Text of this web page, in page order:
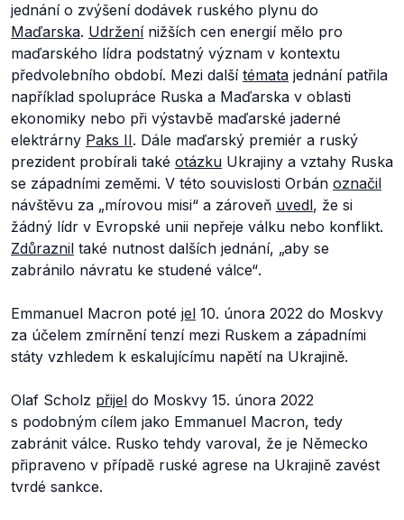
jednání o zvýšení dodávek ruského plynu do
Maďarska. Udrženínižších cen energií mělo pro
maďarského lídra podstatný význam v kontextu
předvolebního období. Mezi další témata jednání patřila
například spolupráce Ruska a Maďarska v oblasti
ekonomiky nebo při výstavbě maďarské jaderné
elektrárny Paks II. Dále maďarský premiér a ruský
prezident probírali také otázku Ukrajiny a vztahy Ruska
se západními zeměmi. V této souvislosti Orbán označil
návštěvu za „mírovou misi“ a zároveň uvedl, že si
žádný lídr v Evropské unii nepřeje válku nebo konflikt.
Zdůraznil také nutnost dalších jednání, „aby se
zabránilo návratu ke studené válce“.
Emmanuel Macron poté jel 10. února 2022 do Moskvy
za účelem zmírnění tenzí mezi Ruskem a západními
státy vzhledem k eskalujícímu napětí na Ukrajině.
Olaf Scholz přijel do Moskvy 15. února 2022
s podobným cílem jako Emmanuel Macron, tedy
zabránit válce. Rusko tehdy varoval, že je Německo
připraveno v případě ruské agrese na Ukrajině zavést
tvrdé sankce.